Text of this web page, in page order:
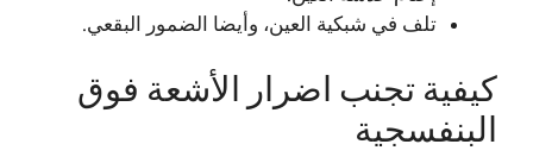
تلف في شبكية العين، وأيضا الضمور البقعي.
كيفية تجنب اضرار الأشعة فوق
البنفسجية